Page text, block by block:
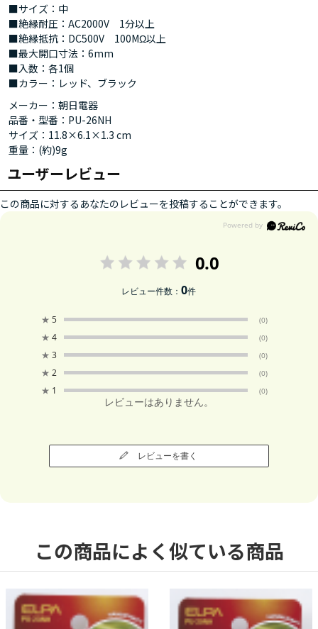
■サイズ：中
■絶縁耐圧：AC2000V 1分以上
■絶縁抵抗：DC500V 100MΩ以上
■最大開口寸法：6mm
■入数：各1個
■カラー：レッド、ブラック
メーカー：朝日電器
品番・型番：PU-26NH
サイズ：11.8×6.1×1.3 cm
重量：(約)9g
ユーザーレビュー
この商品に対するあなたのレビューを投稿することができます。
0.0
レビュー件数：0件
★ 5 (0)
★ 4 (0)
★ 3 (0)
★ 2 (0)
★ 1 (0)
レビューはありません。
レビューを書く
この商品によく似ている商品